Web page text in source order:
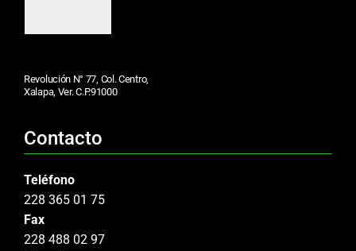
Revolución N° 77, Col. Centro,
Xalapa, Ver. C.P.91000
Contacto
Teléfono
228 365 01 75
Fax
228 488 02 97